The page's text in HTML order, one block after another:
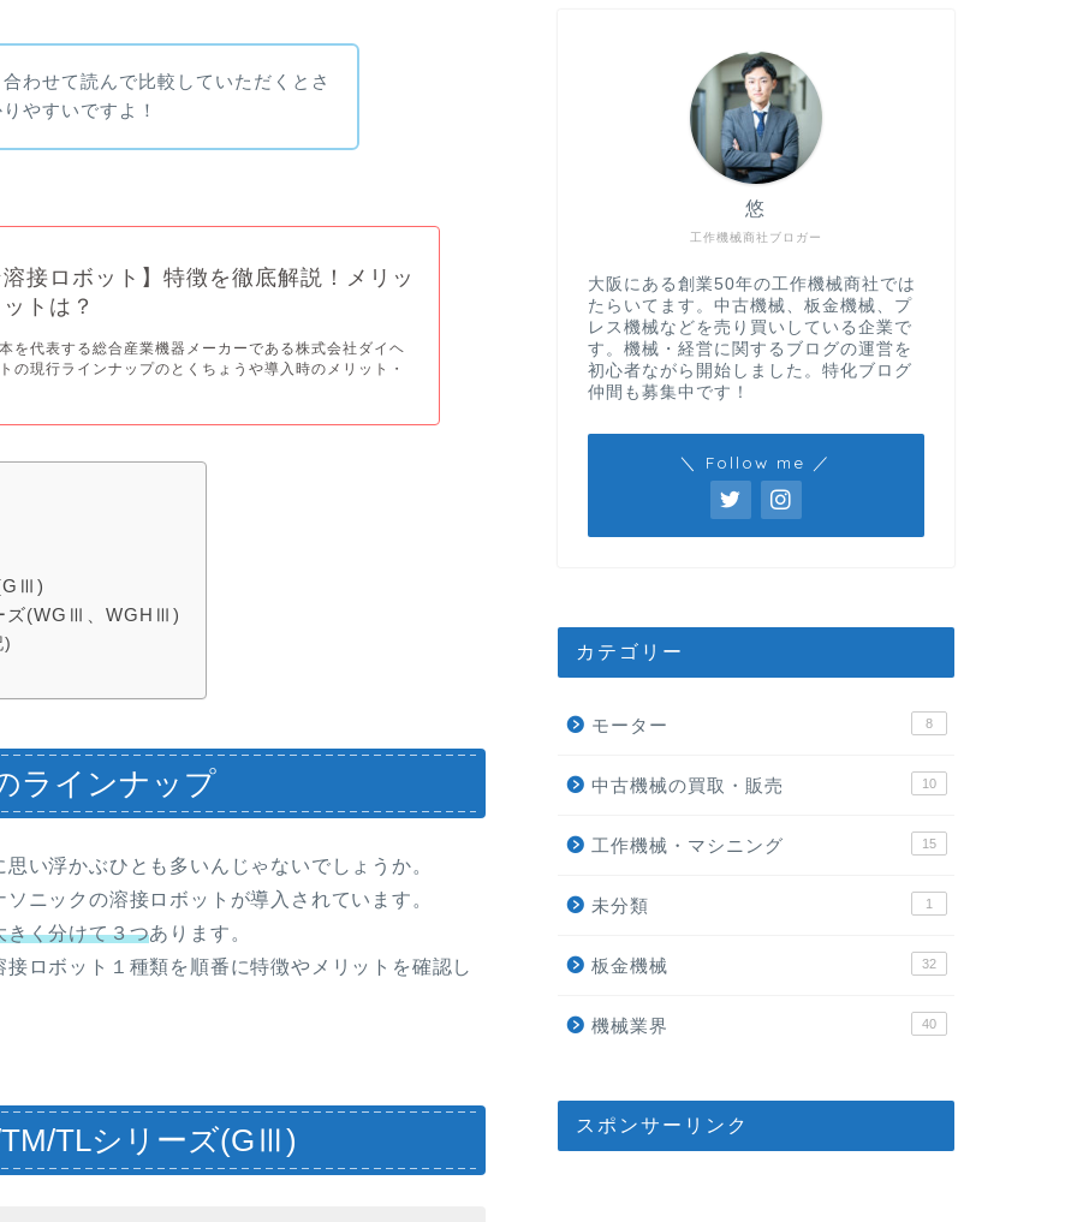
わせて読んで比較していただくとさ
やすいですよ！
接ロボット】特徴を徹底解説！メリッ
トは？
を代表する総合産業機器メーカーである株式会社ダイヘ
の現行ラインナップのとくちょうや導入時のメリット・
ズ(WGⅢ、WGHⅢ)
)
ラインナップ
い浮かぶひとも多いんじゃないでしょうか。
ニックの溶接ロボットが導入されています。
きく分けて３つあります。
ロボット１種類を順番に特徴やメリットを確認し
TLシリーズ(GⅢ)
工作機械商社ブロガー
悠
大阪にある創業50年の工作機械商社では
たらいてます。中古機械、板金機械、プ
レス機械などを売り買いしている企業で
す。機械・経営に関するブログの運営を
初心者ながら開始しました。特化ブログ
仲間も募集中です！
＼ Follow me ／
カテゴリー
モーター 8
中古機械の買取・販売 10
工作機械・マシニング 15
未分類 1
板金機械 32
機械業界 40
スポンサーリンク